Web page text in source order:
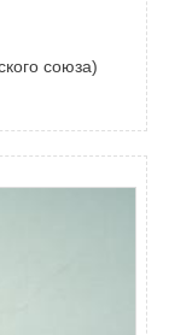
союза)